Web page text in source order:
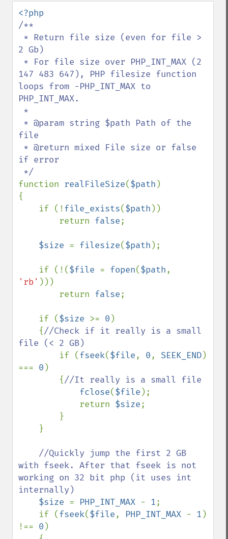
down
/**
2 Gb)
147 483 647), PHP filesize function
loops from -PHP_INT_MAX to
PHP_INT_MAX.
file
if error
function realFileSize($path )
{
    if (!
file_exists($path ))
        return
false;
$size = filesize($path );
    if (!(
$file = fopen($path
'rb' )))
        return
false;
    if (
$size >= 0 )
    {
//Check if it really is a small
file (< 2 GB)
if (fseek($file, 0, SEEK_END)
=== 0 )
        {
//It really is a small file
fclose($file );
            return
$size;
//Quickly jump the first 2 GB
with fseek. After that fseek is not
working on 32 bit php (it uses int
internally)
$size = PHP_INT_MAX - 1;
    if (
fseek($file, PHP_INT_MAX - 1 )
!== 0 )